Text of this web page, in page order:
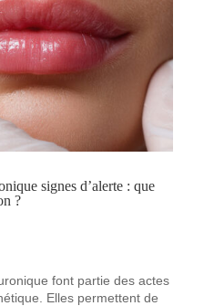
signes d’alerte : que
?
font partie des actes
Elles permettent de